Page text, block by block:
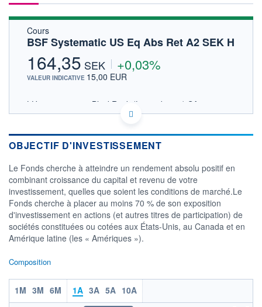
FORUM
Cours
BSF Systematic US Eq Abs Ret A2 SEK H
164,35 SEK +0,03%
VALEUR INDICATIVE 15,00 EUR
LU0765562458 - BlackRock (Luxembourg) SA
OPCVM DERNIER COURS CONNU AU 06/08/2026
03/12 07/04 05/08
150
160
CATÉGORIE MORNINGSTAR
- Autres
FONDS PARTENAIRES
TARIFS PRIVILÉGIÉS 0%
OBJECTIF D'INVESTISSEMENT
Le Fonds cherche à atteindre un rendement absolu positif en
combinant croissance du capital et revenu de votre
investissement, quelles que soient les conditions de marché.Le
Fonds cherche à placer au moins 70 % de son exposition
d'investissement en actions (et autres titres de participation) de
sociétés constituées ou cotées aux États-Unis, au Canada et en
Amérique latine (les « Amériques »).
Composition
1M 3M 6M 1A 3A 5A 10A